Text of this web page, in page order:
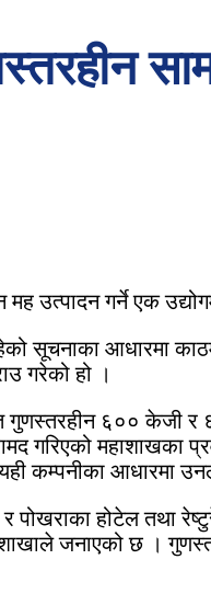
उत्पादन गर्ने एक
सूचनाका आधारमा
गरेको हो ।
६०० केजी र
गरिएको महाशाखका
कम्पनीका आधारमा
पोखराका होटेल तथा
जनाएको छ ।